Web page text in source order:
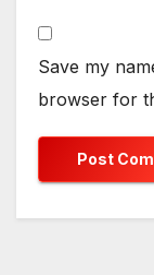
Save my
browser for